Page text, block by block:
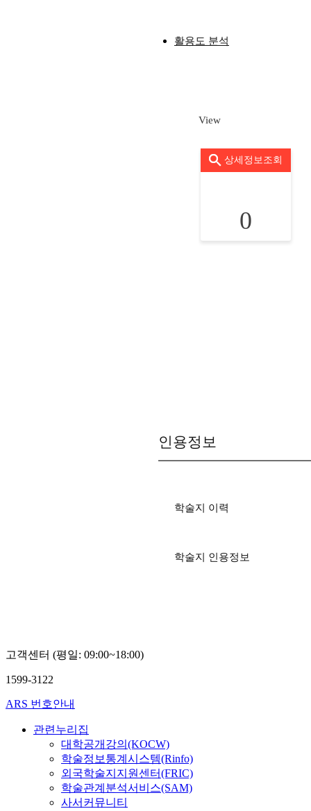
활용도 분석
View
상세정보조회
0
인용정보
학술지 이력
학술지 인용정보
고객센터 (평일: 09:00~18:00)
1599-3122
ARS 번호안내
관련누리집
대학공개강의(KOCW)
학술정보통계시스템(Rinfo)
외국학술지지원센터(FRIC)
학술관계분석서비스(SAM)
사서커뮤니티